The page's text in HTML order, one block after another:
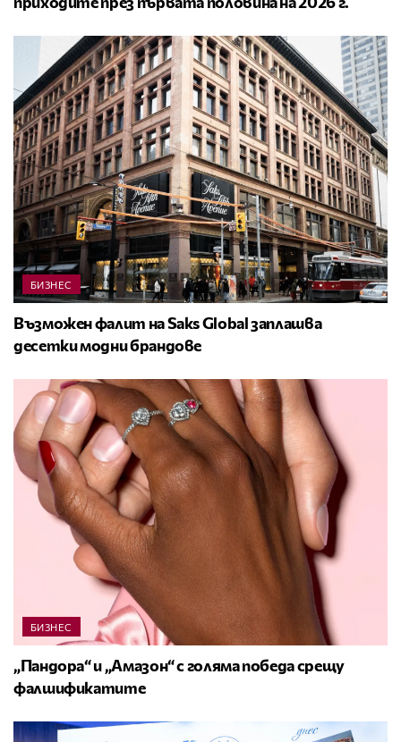
БИЗНЕС
Възможен фалит на Saks Global заплашва
десетки модни брандове
БИЗНЕС
„Пандора“ и „Амазон“ с голяма победа срещу
фалшификатите